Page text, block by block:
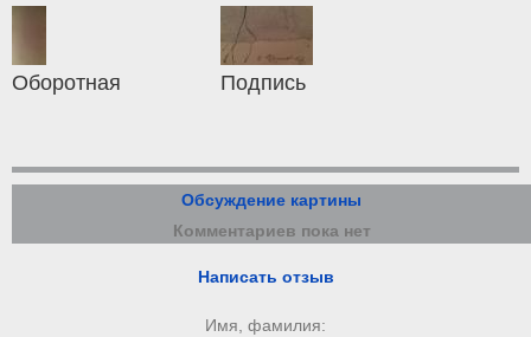
Оборотная Подпись
Обсуждение картины
Комментариев пока нет
Написать отзыв
Имя, фамилия: